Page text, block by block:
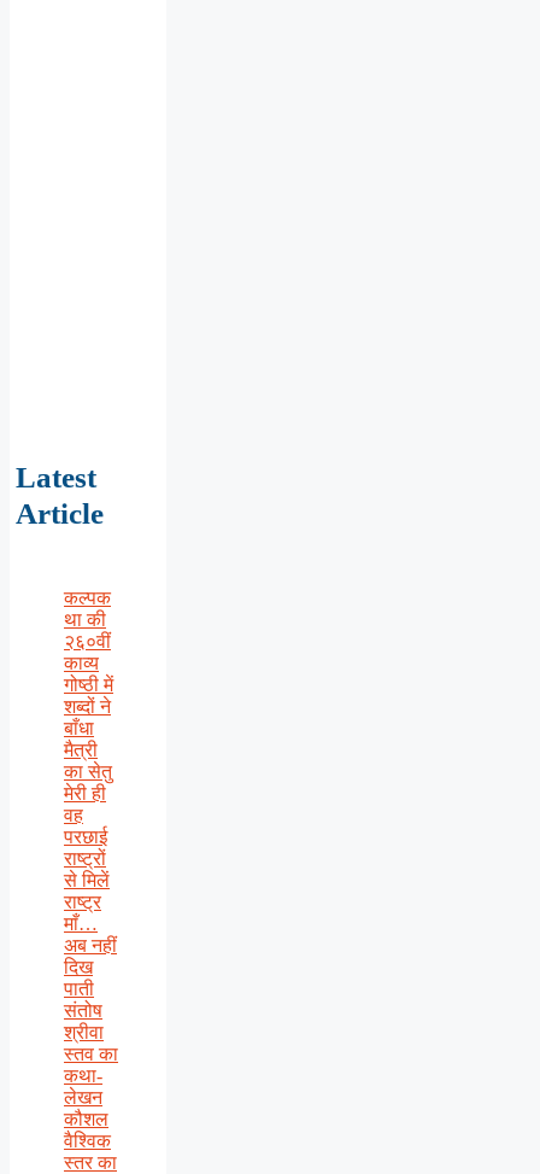
Latest
Article
कल्पक
था की
२६०वीं
काव्य
गोष्ठी में
शब्दों ने
बाँधा
मैत्री
का सेतु
मेरी ही
वह
परछाई
राष्ट्रों
से मिलें
राष्ट्र
माँ…
अब नहीं
दिख
पाती
संतोष
श्रीवा
स्तव का
कथा-
लेखन
कौशल
वैश्विक
स्तर का